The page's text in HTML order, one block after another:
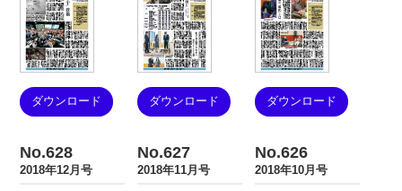
ダウンロード ダウンロード ダウンロード
No.628
2018年12月号
No.627
2018年11月号
No.626
2018年10月号